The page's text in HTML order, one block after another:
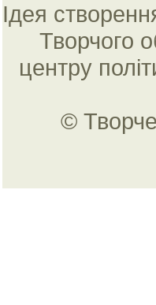
Ідея
Творчого
центру
©